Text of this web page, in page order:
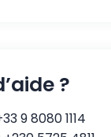
?
9 8080 1114